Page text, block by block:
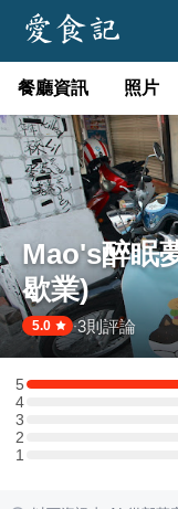
餐廳資訊 照片
Mao's醉眠
歇業)
5.0 ·3則評論
5
5 星：2 則評論
4
4 星：0 則評論
3
3 星：0 則評論
2
2 星：0 則評論
11 星：0 則評論